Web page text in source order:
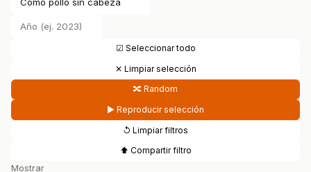
☑ Seleccionar todo
✕ Limpiar selección
🔀 Random
▶ Reproducir selección
↺ Limpiar filtros
⬆ Compartir filtro
Mostrar